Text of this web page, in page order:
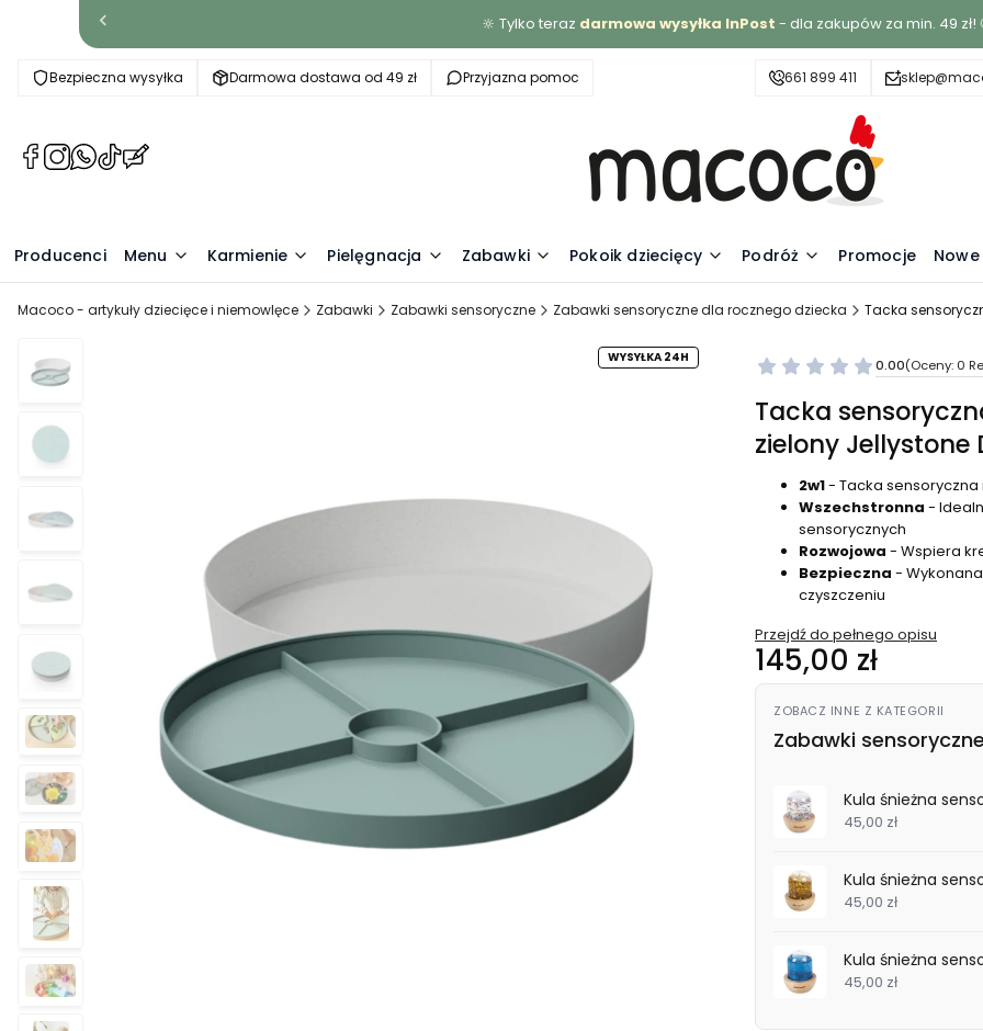
🔆 Tylko teraz darmowa wysyłka InPost - dla zakupów za min. 49 zł!
Bezpieczna wysyłka Darmowa dostawa od 49 zł Przyjazna pomoc 661 899 411
(Otwiera
karcie)
(Otwiera
karcie)
(Otwiera
karcie)
(Otwiera
karcie)
(Otwiera
karcie)
Producenci Menu Karmienie Pielęgnacja Zabawki Pokoik dziecięcy Podróż Promocje
Macoco - artykuły dziecięce i niemowlęce Zabawki Zabawki sensoryczne Zabawki sensoryczne dla rocznego dziecka Tacka
WYSYŁKA 24H 0.00(Oceny: 0
Tacka
zielony Jellystone
2w1- Tacka
Wszechstronna -
sensorycznych
Rozwojowa - Wspiera
Bezpieczna -
czyszczeniu
Przejdź do pełnego opisu
Cena
145,00 zł
ZOBACZ INNE Z KATEGORII
Zabawki
Kula śnieżna
45,00 zł
Kula śnieżna
45,00 zł
Kula śnieżna
45,00 zł